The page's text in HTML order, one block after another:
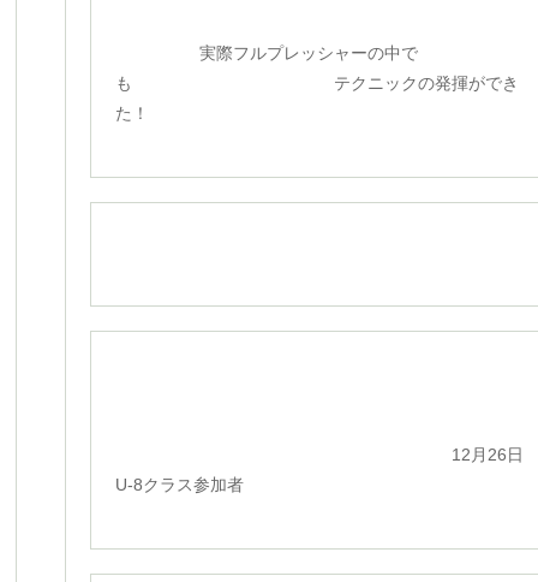
実際フルプレッシャーの中で
も テクニックの発揮ができ
た！
12月26日
U-8クラス参加者